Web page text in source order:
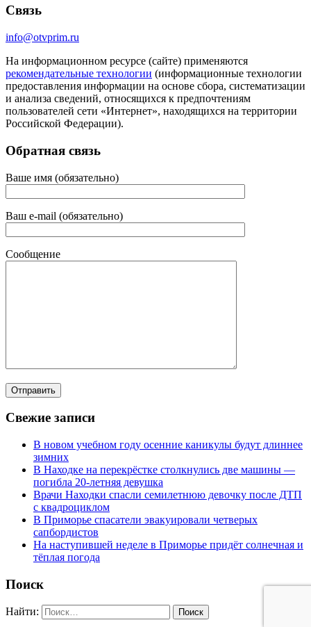
Связь
info@otvprim.ru
На информационном ресурсе (сайте) применяются
рекомендательные технологии (информационные технологии
предоставления информации на основе сбора, систематизации
и анализа сведений, относящихся к предпочтениям
пользователей сети «Интернет», находящихся на территории
Российской Федерации).
Обратная связь
Ваше имя (обязательно)
Ваш e-mail (обязательно)
Сообщение
Свежие записи
В новом учебном году осенние каникулы будут длиннее
зимних
В Находке на перекрёстке столкнулись две машины —
погибла 20-летняя девушка
Врачи Находки спасли семилетнюю девочку после ДТП
с квадроциклом
В Приморье спасатели эвакуировали четверых
сапбордистов
На наступившей неделе в Приморье придёт солнечная и
тёплая погода
Поиск
Найти: